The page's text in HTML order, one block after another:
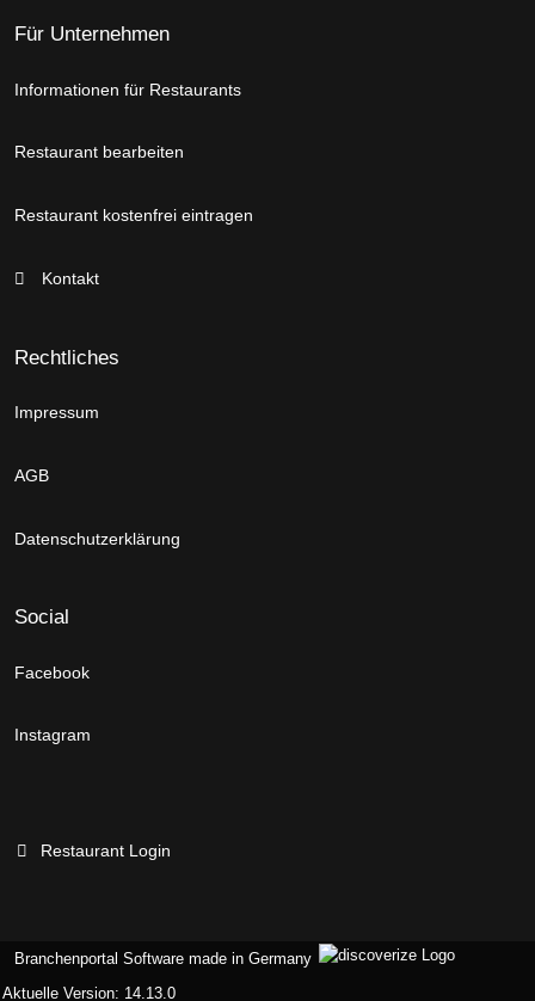
Für Unternehmen
Informationen für Restaurants
Restaurant bearbeiten
Restaurant kostenfrei eintragen
Kontakt
Rechtliches
Impressum
AGB
Datenschutzerklärung
Social
Facebook
Instagram
Restaurant Login
Branchenportal Software made in Germany
Aktuelle Version: 14.13.0